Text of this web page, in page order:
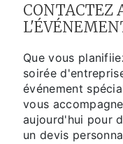
CONTACTEZ
Que vous
soirée
événement
vous
aujourd'hui pour
un devis